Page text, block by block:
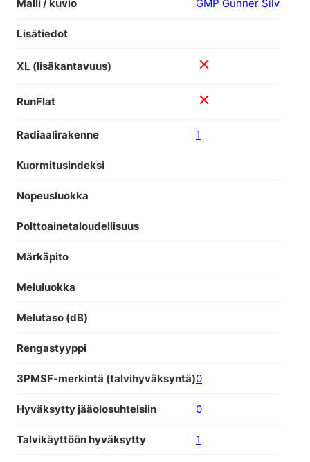
Malli / kuvio GMP Gunner Silv
Lisätiedot
XL (lisäkantavuus)
RunFlat
Radiaalirakenne 1
Kuormitusindeksi
Nopeusluokka
Polttoainetaloudellisuus
Märkäpito
Meluluokka
Melutaso (dB)
Rengastyyppi
3PMSF-merkintä (talvihyväksyntä)0
Hyväksytty jääolosuhteisiin 0
Talvikäyttöön hyväksytty 1